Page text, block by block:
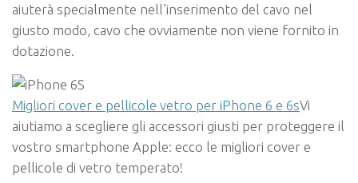
aiuterà specialmente nell’inserimento del cavo nel
giusto modo, cavo che ovviamente non viene fornito in
dotazione.
Migliori cover e pellicole vetro per iPhone 6 e 6sVi
aiutiamo a scegliere gli accessori giusti per proteggere il
vostro smartphone Apple: ecco le migliori cover e
pellicole di vetro temperato!